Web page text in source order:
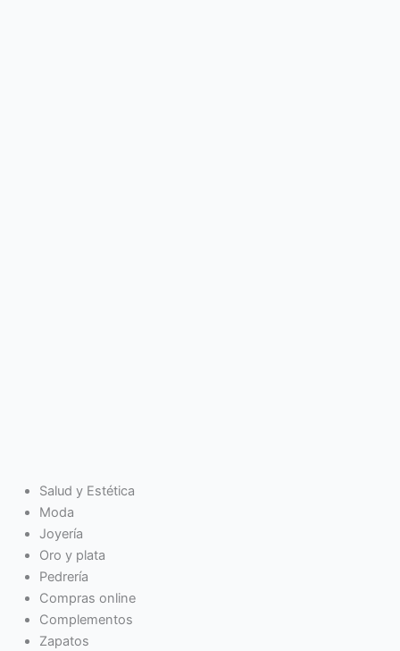
Salud y Estética
Moda
Joyería
Oro y plata
Pedrería
Compras online
Complementos
Zapatos